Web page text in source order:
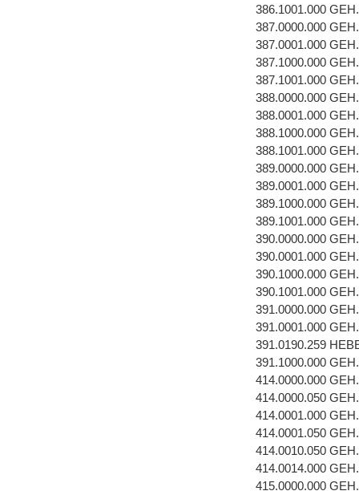
386.1001.000
387.0000.000
387.0001.000
387.1000.000
387.1001.000
388.0000.000
388.0001.000
388.1000.000
388.1001.000
389.0000.000
389.0001.000
389.1000.000
389.1001.000
390.0000.000
390.0001.000
390.1000.000
390.1001.000
391.0000.000
391.0001.000
391.0190.259
391.1000.000
414.0000.000
414.0000.050
414.0001.000
414.0001.050
414.0010.050
414.0014.000
415.0000.000